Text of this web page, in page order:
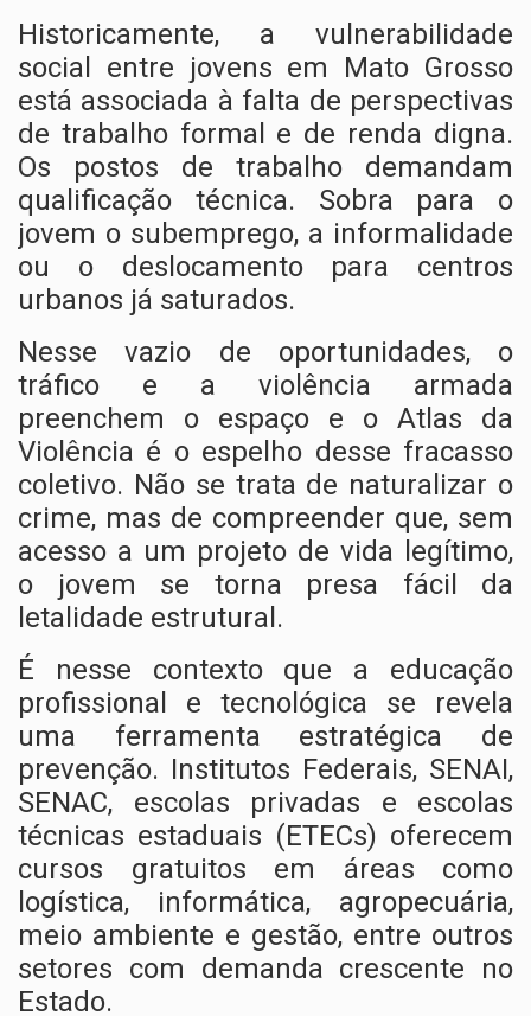
Historicamente, a vulnerabilidade
social entre jovens em Mato Grosso
está associada à falta de perspectivas
de trabalho formal e de renda digna.
Os postos de trabalho demandam
qualificação técnica. Sobra para o
jovem o subemprego, a informalidade
ou o deslocamento para centros
urbanos já saturados.
Nesse vazio de oportunidades, o
tráfico e a violência armada
preenchem o espaço e o Atlas da
Violência é o espelho desse fracasso
coletivo. Não se trata de naturalizar o
crime, mas de compreender que, sem
acesso a um projeto de vida legítimo,
o jovem se torna presa fácil da
letalidade estrutural.
É nesse contexto que a educação
profissional e tecnológica se revela
uma ferramenta estratégica de
prevenção. Institutos Federais, SENAI,
SENAC, escolas privadas e escolas
técnicas estaduais (ETECs) oferecem
cursos gratuitos em áreas como
logística, informática, agropecuária,
meio ambiente e gestão, entre outros
setores com demanda crescente no
Estado.